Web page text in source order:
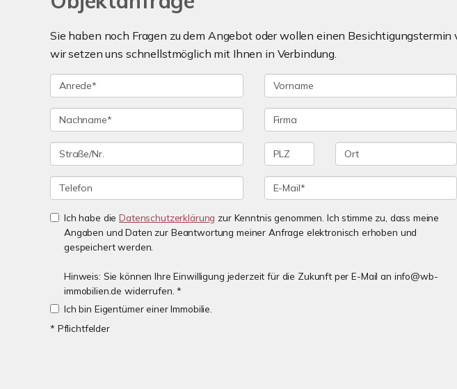
Sie haben noch Fragen zu dem Angebot oder wollen einen
wir setzen uns schnellstmöglich mit Ihnen in Verbindung.
Ich habe dieDatenschutzerklärung zur Kenntnis genommen. Ich stimme zu, dass meine
Angaben und Daten zur Beantwortung meiner Anfrage elektronisch erhoben und
gespeichert werden.
Hinweis: Sie können Ihre Einwilligung jederzeit für die Zukunft per E-Mail an info@wb-
immobilien.de widerrufen. *
Ich bin Eigentümer einer Immobilie.
* Pflichtfelder